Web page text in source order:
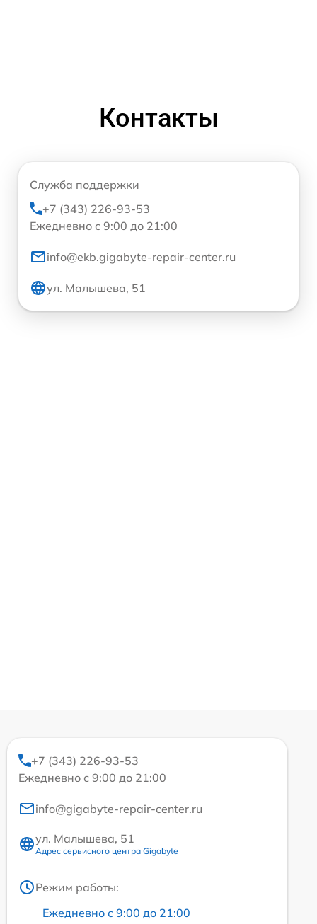
Контакты
Служба поддержки
+7 (343) 226-93-53
Ежедневно с 9:00 до 21:00
info@ekb.gigabyte-repair-center.ru
ул. Малышева, 51
+7 (343) 226-93-53
Ежедневно с 9:00 до 21:00
info@gigabyte-repair-center.ru
ул. Малышева, 51
Адрес сервисного центра Gigabyte
Режим работы:
Ежедневно с 9:00 до 21:00